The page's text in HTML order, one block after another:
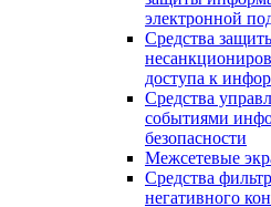
электронной
Средства
доступа к
Средства
событиями
безопасности
Межсетевые
Средства
негативного